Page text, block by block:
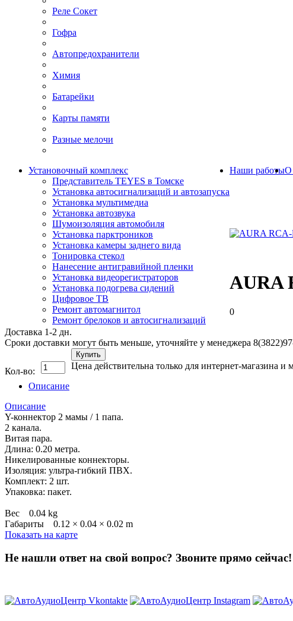
Реле Сокет
Гофра
Автопредохранители
Химия
Батарейки
Карты памяти
Разные мелочи
Установочный комплекс
Представитель TEYES в Томске
Установка автосигнализаций и автозапуска
Установка мультимедиа
Установка автозвука
Шумоизоляция автомобиля
Установка парктроников
Установка камеры заднего вида
Тонировка стекол
Нанесение антигравийной пленки
Установка видеорегистраторов
Установка подогрева сидений
Цифровое ТВ
Ремонт автомагнитол
Ремонт брелоков и автосигнализаций
Наши работыО
AURA
0
Доставка 1-2 дн.
Сроки доставки могут быть меньше, уточняйте у менеджера
Кол-во:
Купить
Цена действительна только для интернет-магазина
Описание
Описание
Y-коннектор 2 мамы / 1 папа.
2 канала.
Витая пара.
Длина: 0.20 метра.
Никелированные коннекторы.
Изоляция: ультра-гибкий ПВХ.
Комплект: 2 шт.
Упаковка: пакет.
Вес 0.04 kg
Габариты 0.12 × 0.04 × 0.02 m
Показать на карте
Не нашли ответ на свой вопрос? Звоните прямо сейчас!